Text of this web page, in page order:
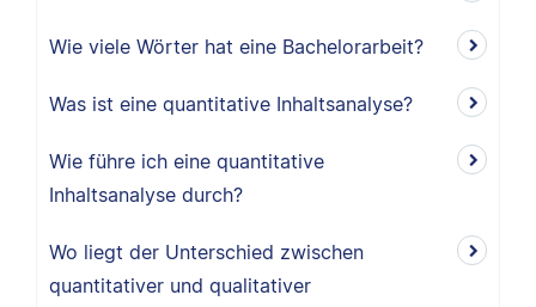
Wie viele Wörter hat eine Bachelorarbeit?
Was ist eine quantitative Inhaltsanalyse?
Wie führe ich eine quantitative
Inhaltsanalyse durch?
Wo liegt der Unterschied zwischen
quantitativer und qualitativer